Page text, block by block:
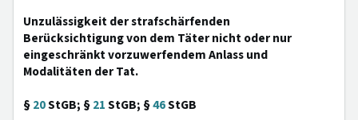
Unzulässigkeit der strafschärfenden
Berücksichtigung von dem Täter nicht oder nur
eingeschränkt vorzuwerfendem Anlass und
Modalitäten der Tat.
§20StGB; §21StGB; §46StGB